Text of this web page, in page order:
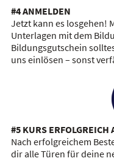
#4 ANMELDEN
Jetzt kann es losgehen!
Unterlagen mit dem
Bildungsgutschein
uns einlösen – sonst
#5 KURS ERFOLGREICH
Nach erfolgreichem
dir alle Türen für deine